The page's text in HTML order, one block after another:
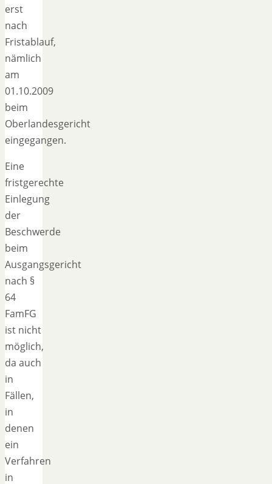
erst
nach
Fristablauf,
nämlich
am
01.10.2009
beim
Oberlandesgericht
eingegangen.
Eine
fristgerechte
Einlegung
der
Beschwerde
beim
Ausgangsgericht
nach §
64
FamFG
ist nicht
möglich,
da auch
in
Fällen,
in
denen
ein
Verfahren
in